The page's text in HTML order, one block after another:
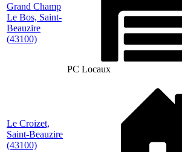
Grand Champ
Le Bos, Saint-
Beauzire
(43100)
PC Locaux
Le Croizet,
Saint-Beauzire
(43100)